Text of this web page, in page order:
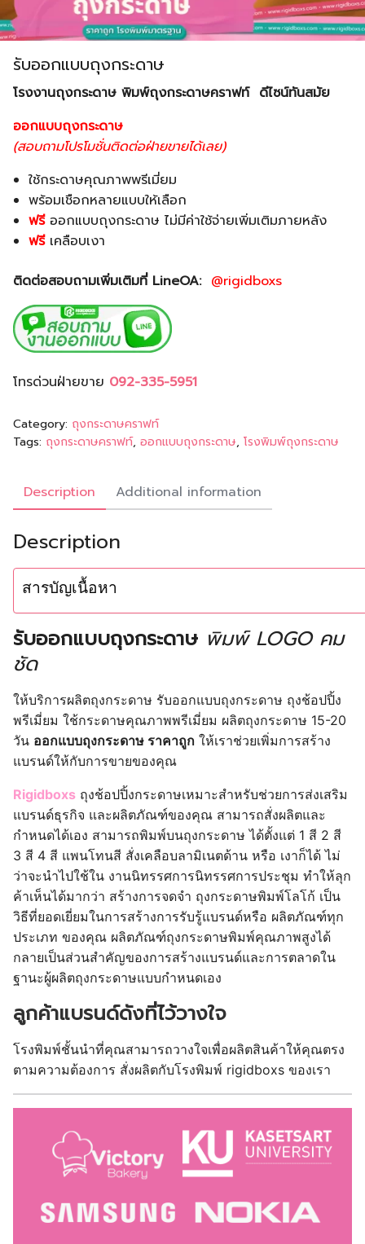
รับออกแบบถุงกระดาษ
โรงงานถุงกระดาษ พิมพ์ถุงกระดาษคราฟท์ ดีไซน์ทันสมัย
ออกแบบถุงกระดาษ
(สอบถามโปรโมชั่นติดต่อฝ่ายขายได้เลย)
ใช้กระดาษคุณภาพพรีเมี่ยม
พร้อมเชือกหลายแบบให้เลือก
ฟรีออกแบบถุงกระดาษ ไม่มีค่าใช้จ่ายเพิ่มเติมภายหลัง
ฟรี เคลือบเงา
ติดต่อสอบถามเพิ่มเติมที่ LineOA: @rigidboxs
โทรด่วนฝ่ายขาย 092-335-5951
Category: ถุงกระดาษคราฟท์
Tags: ถุงกระดาษคราฟท์, ออกแบบถุงกระดาษ, โรงพิมพ์ถุงกระดาษ
Description Additional information
Description
สารบัญเนื้อหา
รับออกแบบถุงกระดาษ พิมพ์ LOGO คม
ชัด
ให้บริการผลิตถุงกระดาษ รับออกแบบถุงกระดาษ ถุงช้อปปิ้ง
พรีเมี่ยม ใช้กระดาษคุณภาพพรีเมี่ยม ผลิตถุงกระดาษ 15-20
วัน ออกแบบถุงกระดาษ ราคาถูก ให้เราช่วยเพิ่มการสร้าง
แบรนด์ให้กับการขายของคุณ
Rigidboxs ถุงช้อปปิ้งกระดาษเหมาะสำหรับช่วยการส่งเสริม
แบรนด์ธุรกิจ และผลิตภัณฑ์ของคุณ สามารถสั่งผลิตและ
กำหนดได้เอง สามารถพิมพ์บนถุงกระดาษ ได้ตั้งแต่ 1 สี 2 สี
3 สี 4 สี แพนโทนสี สั่งเคลือบลามิเนตด้าน หรือ เงาก็ได้ ไม่
ว่าจะนำไปใช้ใน งานนิทรรศการนิทรรศการประชุม ทำให้ลุก
ค้าเห็นได้มากว่า สร้างการจดจำ ถุงกระดาษพิมพ์โลโก้ เป็น
วิธีที่ยอดเยี่ยมในการสร้างการรับรู้แบรนด์หรือ ผลิตภัณฑ์ทุก
ประเภท ของคุณ ผลิตภัณฑ์ถุงกระดาษพิมพ์คุณภาพสูงได้
กลายเป็นส่วนสำคัญของการสร้างแบรนด์และการตลาดใน
ฐานะผู้ผลิตถุงกระดาษแบบกำหนดเอง
ลูกค้าแบรนด์ดังที่ไว้วางใจ
โรงพิมพ์ชั้นนำที่คุณสามารถวางใจเพื่อผลิตสินค้าให้คุณตรง
ตามความต้องการ สั่งผลิตกับโรงพิมพ์ rigidboxs ของเรา